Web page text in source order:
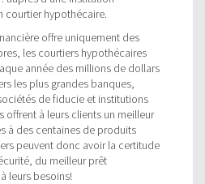
courtier hypothécaire.
offre uniquement des
les courtiers hypothécaires
année des millions de dollars
les plus grandes banques,
de fiducie et institutions
offrent à leurs clients un meilleur
à des centaines de produits
peuvent donc avoir la certitude
du meilleur prêt
leurs besoins!